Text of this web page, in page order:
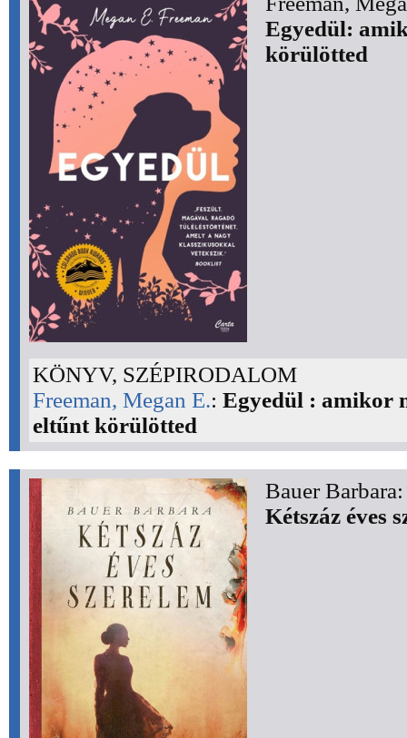
Egyedül:
körülötted
KÖNYV, SZÉPIRODALOM
Freeman, Megan E.: Egyedül : amikor
eltűnt körülötted
Bauer Barbara:
Kétszáz éves